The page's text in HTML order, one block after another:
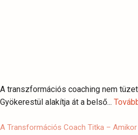
A transzformációs coaching nem
Gyökerestül alakítja át a belső...
A Transformációs Coach Titka –